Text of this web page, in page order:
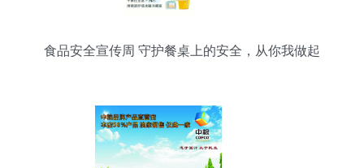
食品安全宣传周 守护餐桌上的安全，从你我做起